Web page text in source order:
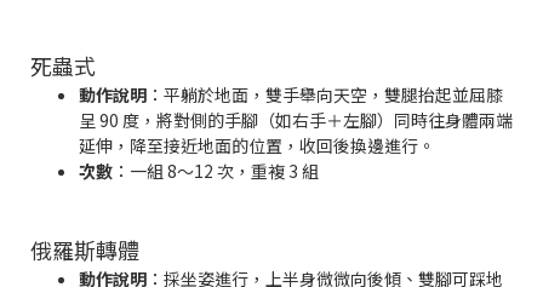
死蟲式
動作說明 ：平躺於地面，雙手舉向天空，雙腿抬起並屈膝
呈 90 度，將對側的手腳（如右手＋左腳）同時往身體兩端
延伸，降至接近地面的位置，收回後換邊進行。
次數 ：一組 8～12 次，重複 3 組
俄羅斯轉體
動作說明 ：採坐姿進行，上半身微微向後傾、雙腳可踩地